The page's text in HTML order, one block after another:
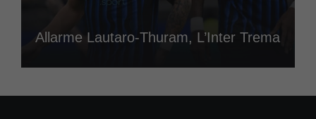
Allarme Lautaro-Thuram, L’Inter Trema